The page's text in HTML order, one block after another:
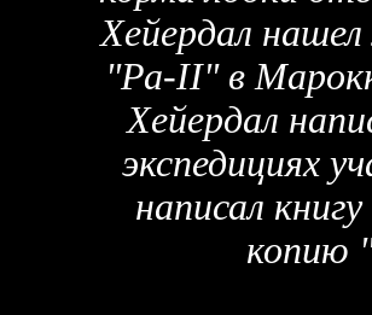
Хейердал
"Ра-II" в
Хейердал
экспедициях
написал
копию